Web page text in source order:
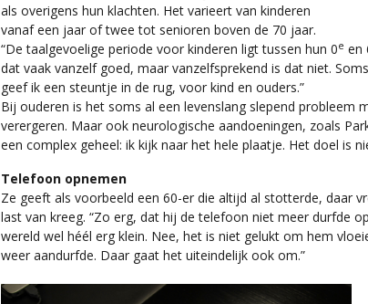
als overigens hun klachten. Het varieert van kinderen
vanaf een jaar of twee tot senioren boven de 70 jaar.
“De taalgevoelige periode voor kinderen ligt tussen hun 0e en
dat vaak vanzelf goed, maar vanzelfsprekend is dat niet.
geef ik een steuntje in de rug, voor kind en ouders.”
Bij ouderen is het soms al een levenslang slepend
verergeren. Maar ook neurologische aandoeningen, zoals
een complex geheel: ik kijk naar het hele plaatje. Het doel is
Telefoon opnemen
Ze geeft als voorbeeld een 60-er die altijd al stotterde, daar
last van kreeg. “Zo erg, dat hij de telefoon niet meer durfde
wereld wel héél erg klein. Nee, het is niet gelukt om hem
weer aandurfde. Daar gaat het uiteindelijk ook om.”